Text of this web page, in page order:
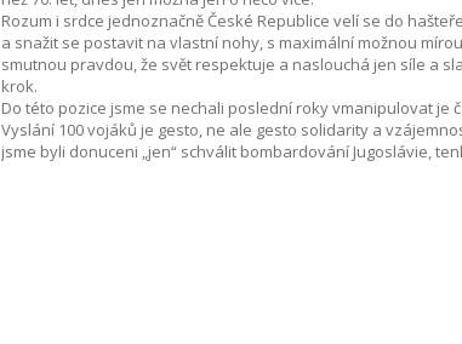
Rozum i srdce jednoznačně České Republice velí se do
a snažit se postavit na vlastní nohy, s maximální možnou
smutnou pravdou, že svět respektuje a naslouchá jen síle a
krok.
Do této pozice jsme se nechali poslední roky vmanipulovat je
Vyslání 100 vojáků je gesto, ne ale gesto solidarity a
jsme byli donuceni „jen“ schválit bombardování Jugoslávie,